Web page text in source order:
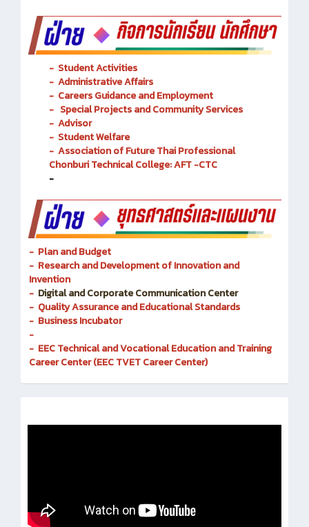
- Student Activities
- Administrative Affairs
- Careers Guidance and Employment
- Special Projects and Community Services
- Advisor
- Student Welfare
- Association of Future Thai Professional
Chonburi Technical College: AFT -CTC
-
- Plan and Budget
- Research and Development of Innovation and
Invention
- Digital and Corporate Communication Center
- Quality Assurance and Educational Standards
- Business Incubator
-
- EEC Technical and Vocational Education and Training
Career Center (EEC TVET Career Center)